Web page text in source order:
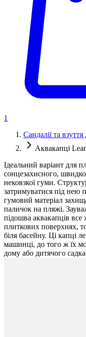
1
Сандалії та
Аквакапці
Ідеальний варіант для
сонцезахисного,
нековзкої гуми.
затримуватися під нею
гумовий матеріал
паличок на пляжі.
підошва аквакапців
плиткових поверхнях,
біля басейну. Ці капці
машинці, до того ж їх
дому або дитячого